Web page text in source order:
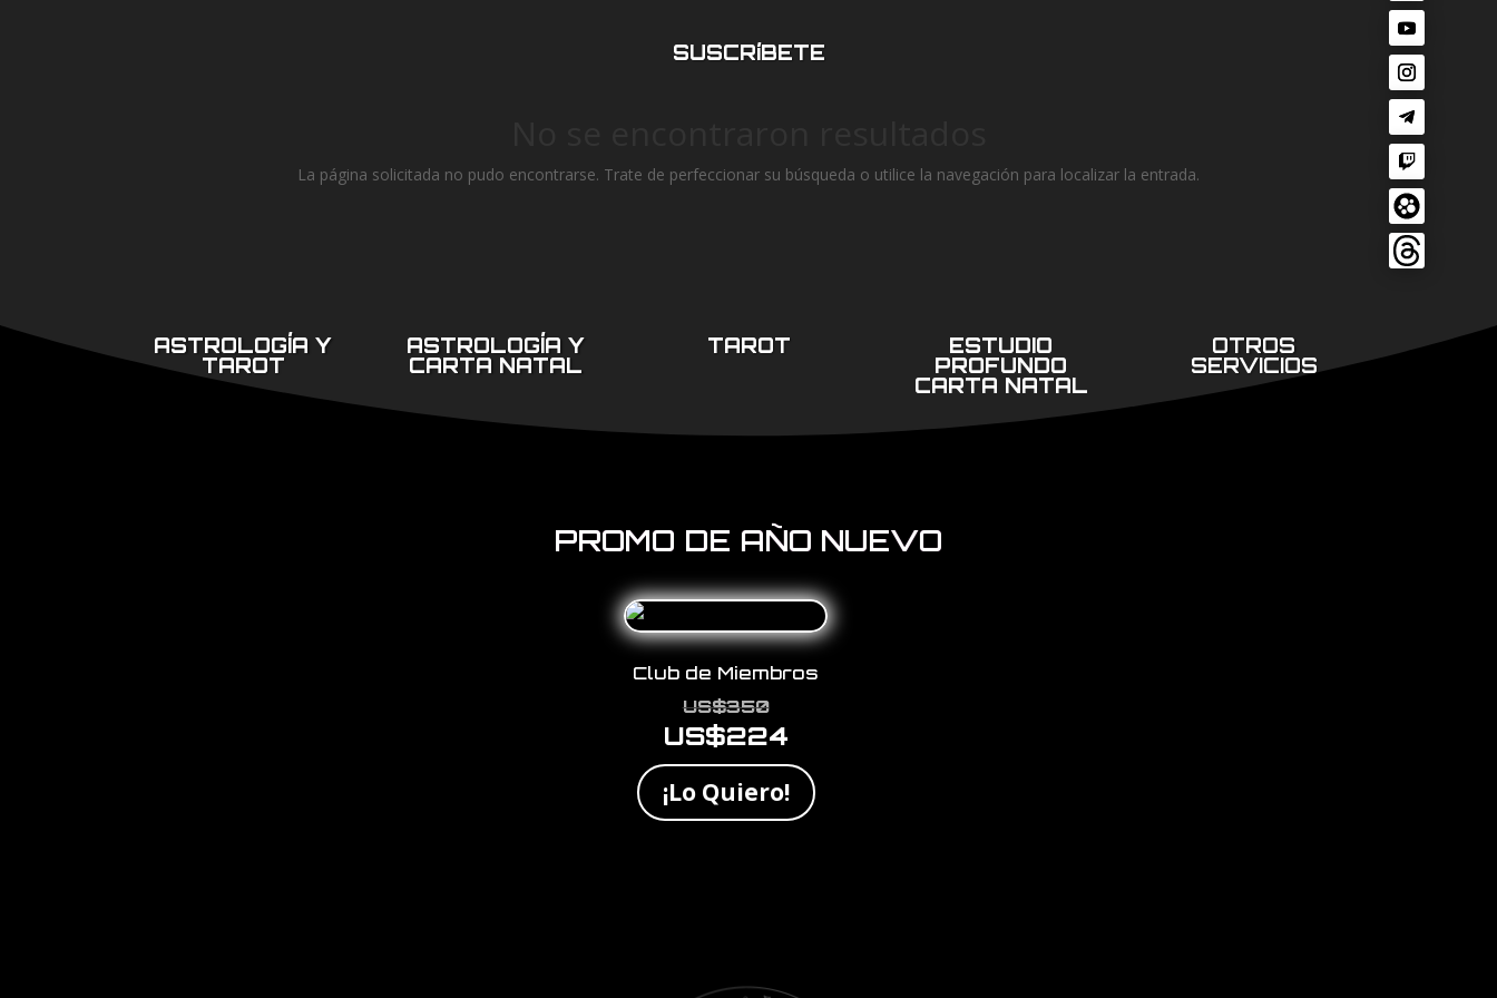
SUSCRíBETE
La página solicitada no pudo encontrarse. Trate de perfeccionar su búsqueda o utilice la navegación para localizar la entrada.
ASTROLOGÍA Y
TAROT
ASTROLOGÍA Y
CARTA NATAL
TAROT
ESTUDIO
PROFUNDO
CARTA NATAL
OTROS
SERVICIOS
PROMO DE AÑO NUEVO
Club de Miembros
US$350El
precio
original
era:
US$350.
US$224El
precio
actual
es:
¡Lo Quiero!